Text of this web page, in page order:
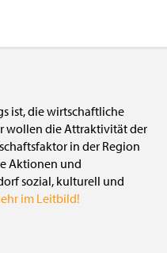
ist, die wirtschaftliche
wollen die Attraktivität der
in der Region
Aktionen und
sozial, kulturell und
im Leitbild!